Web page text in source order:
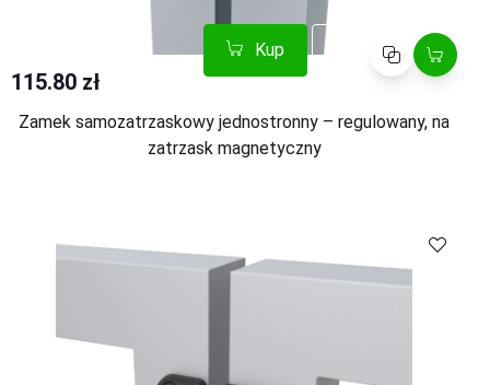
Kup Porównaj
115.80 zł
Zamek samozatrzaskowy jednostronny – regulowany, na
zatrzask magnetyczny